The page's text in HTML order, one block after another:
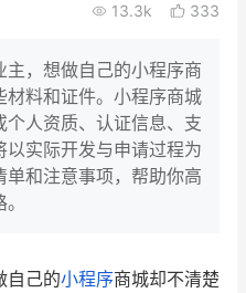
品场景库
助中心
13.3k 333
主，想做自己的小程序商
料和证件。小程序商城
人资质、认证信息、支
实际开发与申请过程为
和注意事项，帮助你高
自己的小程序商城却不清楚